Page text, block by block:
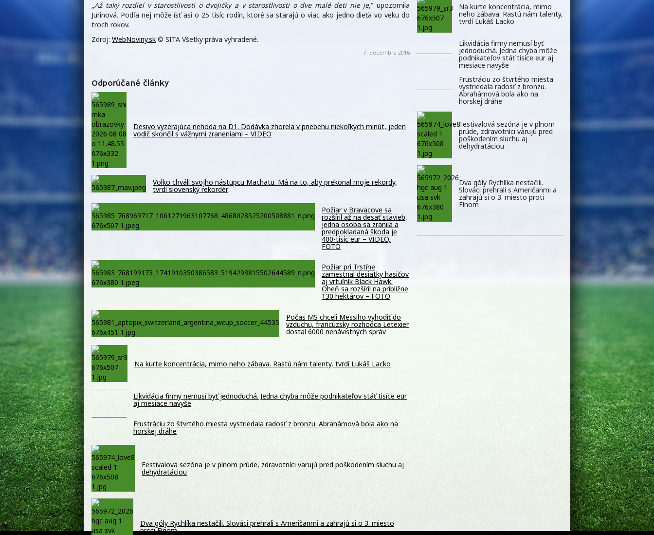
„Až taký rozdiel v starostlivosti o dvojičky a v starostlivosti o dve malé deti nie je,“ upozornila
Jurinová. Podľa nej môže ísť asi o 25 tisíc rodín, ktoré sa starajú o viac ako jedno dieťa vo veku do
troch rokov.
Zdroj: WebNoviny.sk © SITA Všetky práva vyhradené.
7. decembra 2016
Odporúčané články
Desivo vyzerajúca nehoda na D1. Dodávka zhorela v priebehu niekoľkých minút, jeden
vodič skončil s vážnymi zraneniami – VIDEO
Volko chváli svojho nástupcu Machatu. Má na to, aby prekonal moje rekordy,
tvrdí slovenský rekordér
Požiar v Braväcove sa
rozšíril až na desať stavieb,
jedna osoba sa zranila a
predpokladaná škoda je
400-tisíc eur – VIDEO,
FOTO
Požiar pri Trstíne
zamestnal desiatky hasičov
aj vrtuľník Black Hawk.
Oheň sa rozšíril na približne
130 hektárov – FOTO
Počas MS chceli Messiho vyhodiť do
vzduchu, francúzsky rozhodca Letexier
dostal 6000 nenávistných správ
Na kurte koncentrácia, mimo neho zábava. Rastú nám talenty, tvrdí Lukáš Lacko
Likvidácia firmy nemusí byť jednoduchá. Jedna chyba môže podnikateľov stáť tisíce eur
aj mesiace navyše
Frustráciu zo štvrtého miesta vystriedala radosť z bronzu. Abrahámová bola ako na
horskej dráhe
Festivalová sezóna je v plnom prúde, zdravotníci varujú pred poškodením sluchu aj
dehydratáciou
Dva góly Rychlíka nestačili. Slováci prehrali s Američanmi a zahrajú si o 3. miesto
proti Fínom
Na kurte koncentrácia, mimo
neho zábava. Rastú nám talenty,
tvrdí Lukáš Lacko
Likvidácia firmy nemusí byť
jednoduchá. Jedna chyba môže
podnikateľov stáť tisíce eur aj
mesiace navyše
Frustráciu zo štvrtého miesta
vystriedala radosť z bronzu.
Abrahámová bola ako na
horskej dráhe
Festivalová sezóna je v plnom
prúde, zdravotníci varujú pred
poškodením sluchu aj
dehydratáciou
Dva góly Rychlíka nestačili.
Slováci prehrali s Američanmi a
zahrajú si o 3. miesto proti
Fínom